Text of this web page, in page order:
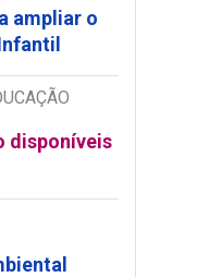
ampliar o
disponíveis